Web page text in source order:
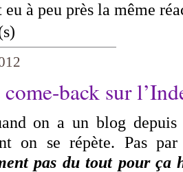
à peu près la même
back sur
on a un blog depuis
on se répète. Pas
pas du tout pour ça